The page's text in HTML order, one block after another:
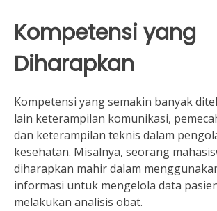
Kompetensi yang
Diharapkan
Kompetensi yang semakin banyak
lain keterampilan komunikasi,
dan keterampilan teknis dalam
kesehatan. Misalnya, seorang
diharapkan mahir dalam
informasi untuk mengelola data
melakukan analisis obat.